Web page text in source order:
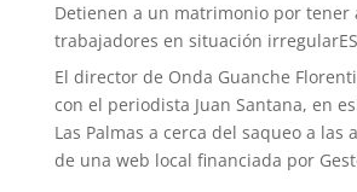
Detienen a un matrimonio por tener
trabajadores en situación irregularES
El director de Onda Guanche
con el periodista Juan Santana, en
Las Palmas a cerca del saqueo a las
de una web local financiada por